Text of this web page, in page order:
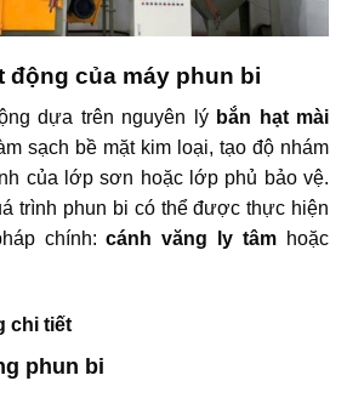
động của máy phun bi
dựa trên nguyên lý bắn hạt mài
sạch bề mặt kim loại, tạo độ nhám
của lớp sơn hoặc lớp phủ bảo vệ.
trình phun bi có thể được thực hiện
chính:cánh văng ly tâm hoặc
chi tiết
phun bi